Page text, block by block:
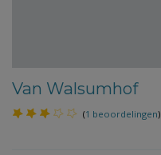
Van Walsumhof
(1 beoordelingen)